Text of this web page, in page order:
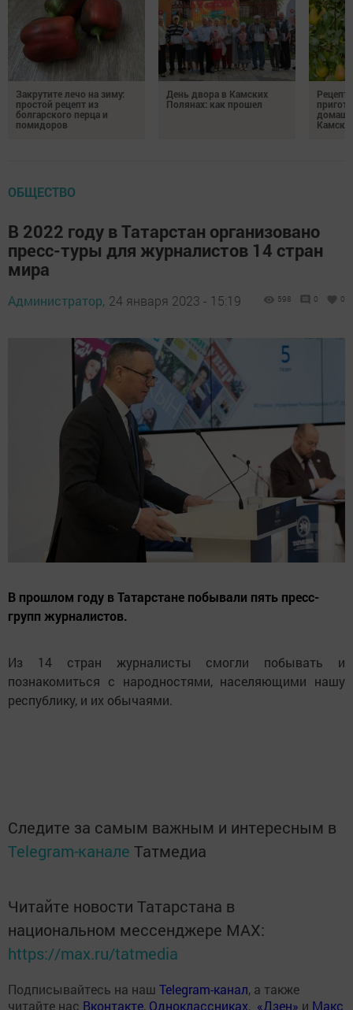
Закрутите лечо на зиму:
простой рецепт из
болгарского перца и
помидоров
День двора в Камских
Полянах: как прошел
ОБЩЕСТВО
В 2022 году в Татарстан организовано
пресс-туры для журналистов 14 стран
мира
Администратор, 24 января 2023 - 15:19 598 0 0
В прошлом году в Татарстане побывали пять пресс-
групп журналистов.
Из 14 стран журналисты смогли побывать и
познакомиться с народностями, населяющими нашу
республику, и их обычаями.
Следите за самым важным и интересным в
Telegram-канале Татмедиа
Читайте новости Татарстана в
национальном мессенджере MАХ:
https://max.ru/tatmedia
Подписывайтесь на наш Telegram-канал, а также
читайте нас Вконтакте, Одноклассниках, «Дзен» и Макс